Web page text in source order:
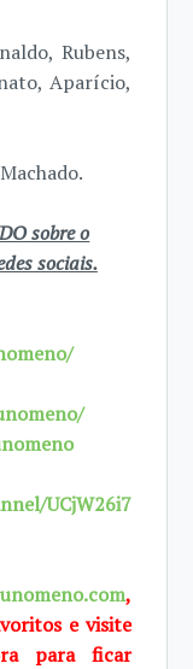
Rubens,
Aparício,
sobre o
sociais.
UCjW26i7
,
e visite
para ficar